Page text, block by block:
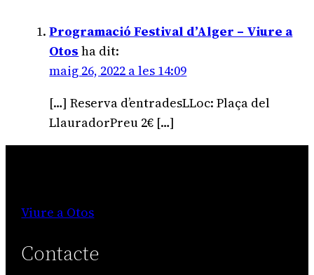
Programació Festival d’Alger – Viure a
Otos ha dit:
maig 26, 2022 a les 14:09
[…] Reserva d’entradesLLoc: Plaça del
LlauradorPreu 2€ […]
Viure a Otos
Contacte